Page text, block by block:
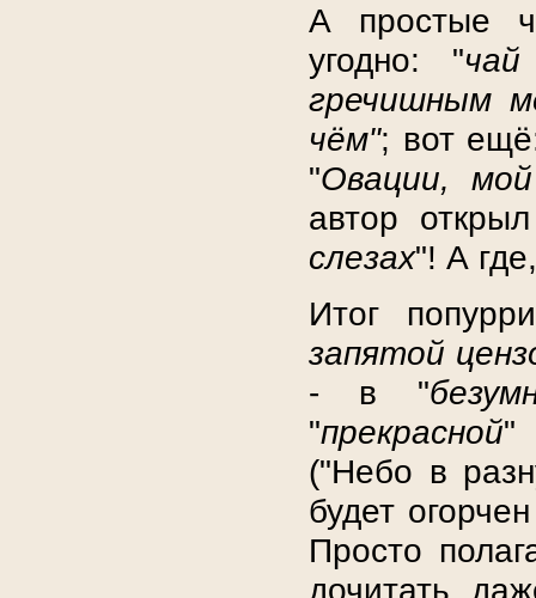
А простые
угодно: "
гречишным
чём"; вот
"Овации,
автор
слезах"! А
Итог
запятой
- в "
"прекрасной"
("Небо в
будет
Просто
дочитать